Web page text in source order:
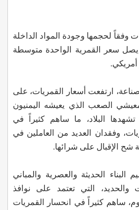
وفقاً لحجمها وجودة المواد الداخلة
يصل سعر القمرية الواحدة متوسطة
ارتفعت أسعار القمريات، على
الصعب الذي يعيشه اليمنيون
البلاد، ما ساهم كثيراً في
وفقدان العديد من العاملين في
شح الإقبال على شرائها.
البناء الحديثة والعصرية والمباني
والحديد، التي تعتمد على نوافذ
ساهم كثيراً في انحسار القمريات